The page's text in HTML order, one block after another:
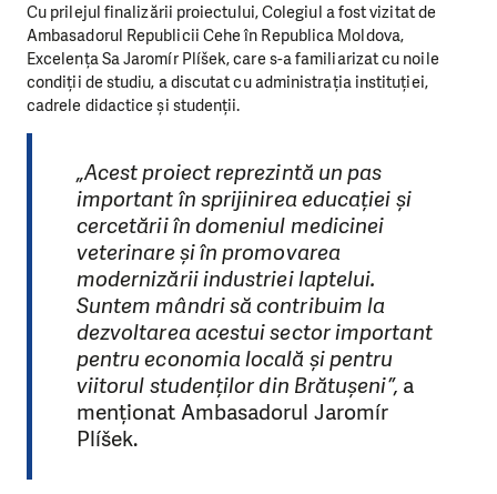
Cu prilejul finalizării proiectului, Colegiul a fost vizitat de
Ambasadorul Republicii Cehe în Republica Moldova,
Excelența Sa Jaromír Plíšek, care s-a familiarizat cu noile
condiții de studiu, a discutat cu administrația instituției,
cadrele didactice și studenții.
„Acest proiect reprezintă un pas
important în sprijinirea educației și
cercetării în domeniul medicinei
veterinare și în promovarea
modernizării industriei laptelui.
Suntem mândri să contribuim la
dezvoltarea acestui sector important
pentru economia locală și pentru
viitorul studenților din Brătușeni”, a
menționat Ambasadorul Jaromír
Plíšek.